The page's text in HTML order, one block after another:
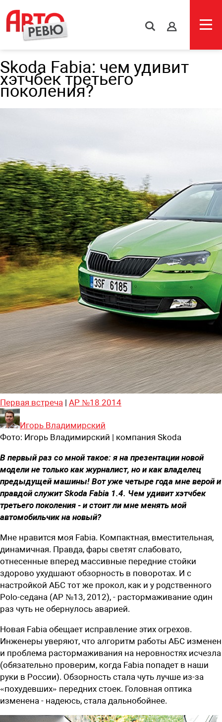
s
Skoda Fabia: чем удивит
хэтчбек третьего
поколения?
Первая встреча | АР №18 2014
Игорь Владимирский
Фото: Игорь Владимирский | компания Skoda
В первый раз со мной такое: я на презентации новой
модели не только как журналист, но и как владелец
предыдущей машины! Вот уже четыре года мне верой и
правдой служит Skoda Fabia 1.4. Чем удивит хэтчбек
третьего поколения - и стоит ли мне менять мой
автомобильчик на новый?
Мне нравится моя Fabia. Компактная, вместительная,
динамичная. Правда, фары светят слабовато,
отнесенные вперед массивные передние стойки
здорово ухудшают обзорность в поворотах. И с
настройкой АБС тот же прокол, как и у родственного
Polo-седана (АР №13, 2012), - растормаживание один
раз чуть не обернулось аварией.
Новая Fabia обещает исправление этих огрехов.
Инженеры уверяют, что алгоритм работы АБС изменен
и проблема растормаживания на неровностях исчезла
(обязательно проверим, когда Fabia попадет в наши
руки в России). Обзорность стала чуть лучше из-за
«похудевших» передних стоек. Головная оптика
изменена - надеюсь, стала дальнобойнее.